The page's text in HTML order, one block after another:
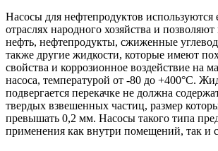
Насосы для нефтепродуктов используются
отраслях народного хозяйства и позволяют
нефть, нефтепродукты, сжиженные
также другие жидкости, которые имеют
свойства и коррозионное воздействие на
насоса, температурой от -80 до +400°С.
подвергается перекачке не должна
твердых взвешенных частиц, размер
превышать 0,2 мм. Насосы такого типа
применения как внутри помещений, так и